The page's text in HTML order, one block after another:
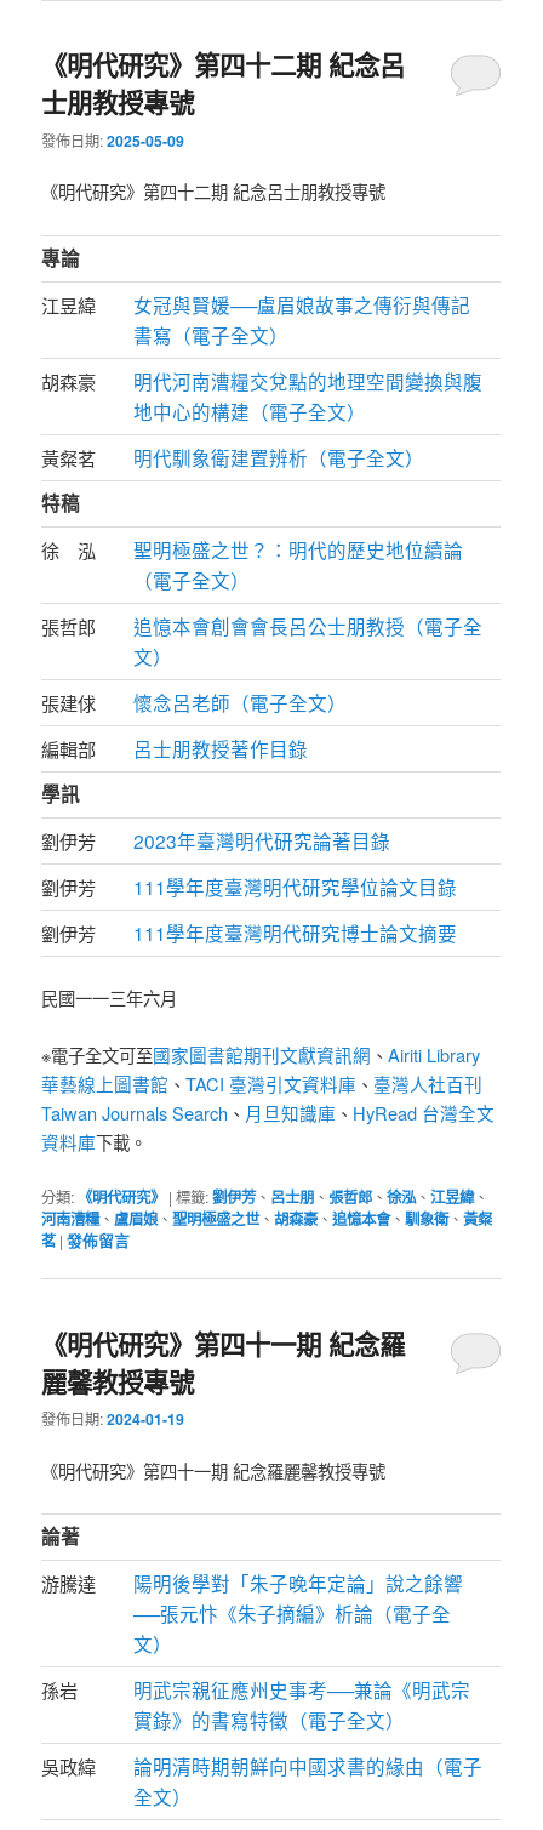
《明代研究》第四十二期 紀念呂
士朋教授專號
發佈日期:2025-05-09
《明代研究》第四十二期 紀念呂士朋教授專號
專論
江昱緯
女冠與賢媛──盧眉娘故事之傳衍與傳記
書寫（電子全文）
胡森豪
明代河南漕糧交兌點的地理空間變換與腹
地中心的構建（電子全文）
黃粲茗
明代馴象衛建置辨析（電子全文）
特稿
徐 泓
聖明極盛之世？：明代的歷史地位續論
（電子全文）
張哲郎
追憶本會創會會長呂公士朋教授（電子全
文）
張建俅 懷念呂老師（電子全文）
編輯部
呂士朋教授著作目錄
學訊
劉伊芳 2023年臺灣明代研究論著目錄
劉伊芳 111學年度臺灣明代研究學位論文目錄
劉伊芳 111學年度臺灣明代研究博士論文摘要
民國一一三年六月
※電子全文可至國家圖書館期刊文獻資訊網 、Airiti Library
華藝線上圖書館 、TACI 臺灣引文資料庫 、 臺灣人社百刊
Taiwan Journals Search 、 月旦知識庫 、 HyRead 台灣全文
資料庫下載。
分類: 《明代研究》 |標籤:劉伊芳、 呂士朋 、張哲郎 、徐泓、江昱緯、
河南漕糧、 盧眉娘 、聖明極盛之世、胡森豪、追憶本會、馴象衛、黃粲
茗 |發佈留言
《明代研究》第四十一期 紀念羅
麗馨教授專號
發佈日期:2024-01-19
《明代研究》第四十一期 紀念羅麗馨教授專號
論著
游騰達
陽明後學對「朱子晚年定論」說之餘響
──張元忭《朱子摘編》析論（電子全
文）
孫岩
明武宗親征應州史事考──兼論《明武宗
實錄》的書寫特徵（電子全文）
吳政緯
論明清時期朝鮮向中國求書的緣由（電子
全文）